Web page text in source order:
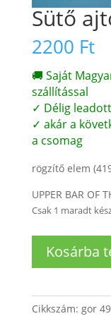
Sütő
2200 Ft
🚚 Saját
szállítással
✓ Délig
✓ akár a
a csomag
rögzítő elem
UPPER BAR OF
Csak 1 maradt
ajtó
mennyiség
Kosárba
Cikkszám: gor